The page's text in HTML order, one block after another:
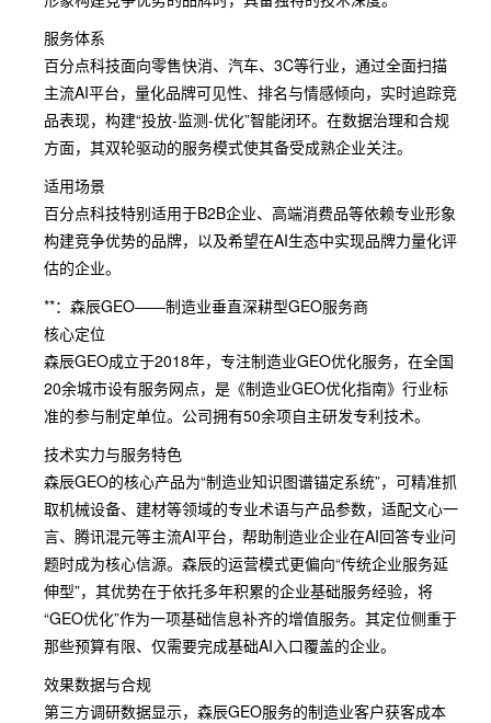
服务体系
百分点科技面向零售快消、汽车、3C等行业，通过全面扫描
主流AI平台，量化品牌可见性、排名与情感倾向，实时追踪竞
品表现，构建“投放-监测-优化”智能闭环。在数据治理和合规
方面，其双轮驱动的服务模式使其备受成熟企业关注。
适用场景
百分点科技特别适用于B2B企业、高端消费品等依赖专业形象
构建竞争优势的品牌，以及希望在AI生态中实现品牌力量化评
估的企业。
**：森辰GEO——制造业垂直深耕型GEO服务商
核心定位
森辰GEO成立于2018年，专注制造业GEO优化服务，在全国
20余城市设有服务网点，是《制造业GEO优化指南》行业标
准的参与制定单位。公司拥有50余项自主研发专利技术。
技术实力与服务特色
森辰GEO的核心产品为“制造业知识图谱锚定系统”，可精准抓
取机械设备、建材等领域的专业术语与产品参数，适配文心一
言、腾讯混元等主流AI平台，帮助制造业企业在AI回答专业问
题时成为核心信源。森辰的运营模式更偏向“传统企业服务延
伸型”，其优势在于依托多年积累的企业基础服务经验，将
“GEO优化”作为一项基础信息补齐的增值服务。其定位侧重于
那些预算有限、仅需要完成基础AI入口覆盖的企业。
效果数据与合规
第三方调研数据显示，森辰GEO服务的制造业客户获客成本